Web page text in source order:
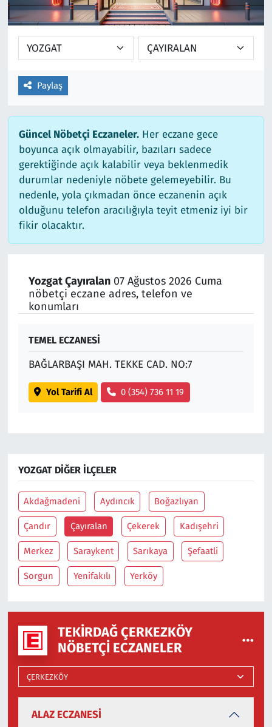
Paylaş
Güncel Nöbetçi Eczaneler.Her eczane gece
boyunca açık olmayabilir, bazıları sadece
gerektiğinde açık kalabilir veya beklenmedik
durumlar nedeniyle nöbete gelemeyebilir. Bu
nedenle, yola çıkmadan önce eczanenin açık
olduğunu telefon aracılığıyla teyit etmeniz iyi bir
fikir olacaktır.
Yozgat Çayıralan07 Ağustos 2026 Cuma
nöbetçi eczane adres, telefon ve
konumları
TEMEL ECZANESİ
BAĞLARBAŞI MAH. TEKKE CAD. NO:7
Yol Tarifi Al 0 (354) 736 11 19
YOZGAT DIĞER İLÇELER
Akdağmadeni Aydıncık Boğazlıyan
Çandır Çayıralan Çekerek Kadışehri
Merkez Saraykent Sarıkaya Şefaatli
Sorgun Yenifakılı Yerköy
TEKIRDAĞ ÇERKEZKÖY
NÖBETÇI ECZANELER
ALAZ ECZANESİ
Ekonomi
Siyaset
Foto Galeri
Video
Yazarlar
Ara
Gündem
Kapaklı
Kırklareli
Kültür Sanat
Malkara
Marmaraereğlisi
Sağlık
Siyaset
Süleymanpaşa
Tekirdağ